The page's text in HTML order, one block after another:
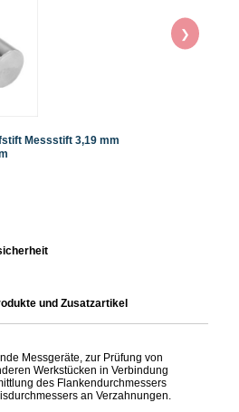
Messstift 3,19 mm
❯
und Zusatzartikel
Messgeräte, zur Prüfung von
Werkstücken in Verbindung
des Flankendurchmessers
an Verzahnungen.